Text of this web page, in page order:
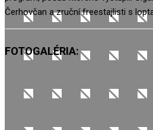
Čerhovčan a zruční freestajlisti s
FOTOGALÉRIA: